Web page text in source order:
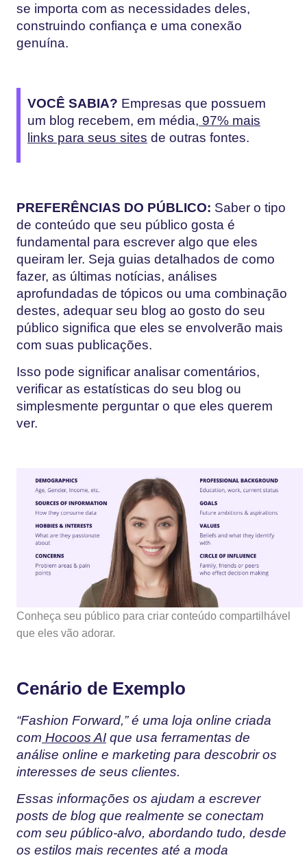
se importa com as necessidades deles,
construindo confiança e uma conexão
genuína.
VOCÊ SABIA? Empresas que possuem
um blog recebem, em média, 97% mais
links para seus sites de outras fontes.
PREFERÊNCIAS DO PÚBLICO: Saber o tipo
de conteúdo que seu público gosta é
fundamental para escrever algo que eles
queiram ler. Seja guias detalhados de como
fazer, as últimas notícias, análises
aprofundadas de tópicos ou uma combinação
destes, adequar seu blog ao gosto do seu
público significa que eles se envolverão mais
com suas publicações.
Isso pode significar analisar comentários,
verificar as estatísticas do seu blog ou
simplesmente perguntar o que eles querem
ver.
Conheça seu público para criar conteúdo compartilhável
que eles vão adorar.
Cenário de Exemplo
“Fashion Forward,” é uma loja online criada
com Hocoos AI que usa ferramentas de
análise online e marketing para descobrir os
interesses de seus clientes.
Essas informações os ajudam a escrever
posts de blog que realmente se conectam
com seu público-alvo, abordando tudo, desde
os estilos mais recentes até a moda